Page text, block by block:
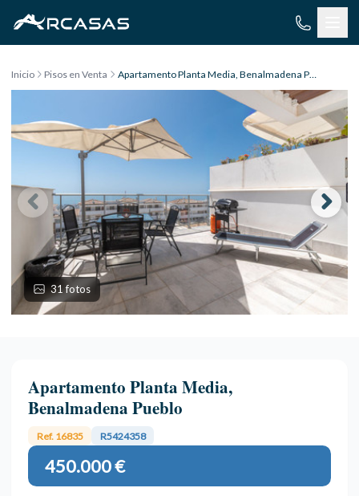
Inicio Pisos en Venta Apartamento Planta Media, Benalmadena Pueblo
31 fotos
Apartamento Planta Media,
Benalmadena Pueblo
Ref. 16835 R5424358
450.000 €